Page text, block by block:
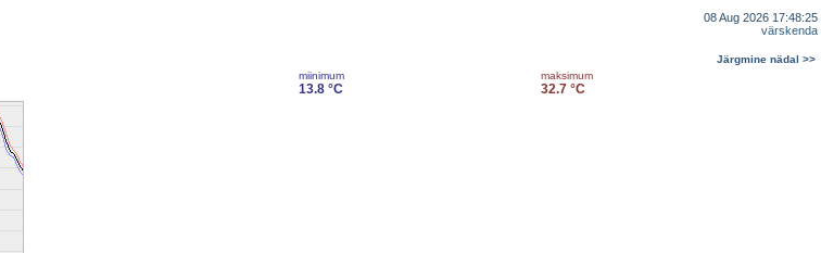
08 Aug 2026 17:48:25
värskenda
Järgmine nädal >>
miinimum
13.8 °C
maksimum
32.7 °C